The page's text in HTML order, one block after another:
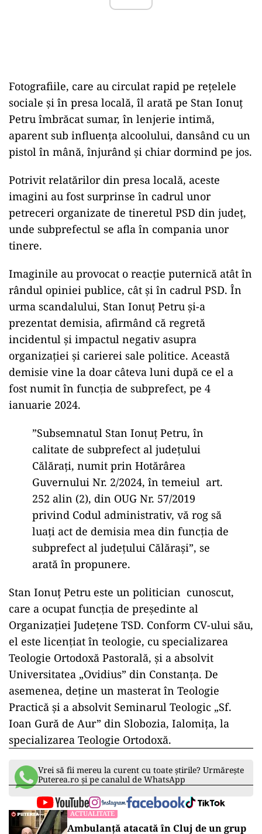
Fotografiile, care au circulat rapid pe rețelele
sociale și în presa locală, îl arată pe Stan Ionuț
Petru îmbrăcat sumar, în lenjerie intimă,
aparent sub influența alcoolului, dansând cu un
pistol în mână, înjurând și chiar dormind pe jos.
Potrivit relatărilor din presa locală, aceste
imagini au fost surprinse în cadrul unor
petreceri organizate de tineretul PSD din județ,
unde subprefectul se afla în compania unor
tinere.
Imaginile au provocat o reacție puternică atât în
rândul opiniei publice, cât și în cadrul PSD. În
urma scandalului, Stan Ionuț Petru și-a
prezentat demisia, afirmând că regretă
incidentul și impactul negativ asupra
organizației și carierei sale politice. Această
demisie vine la doar câteva luni după ce el a
fost numit în funcția de subprefect, pe 4
ianuarie 2024.
”Subsemnatul Stan Ionuț Petru, în
calitate de subprefect al județului
Călărați, numit prin Hotărârea
Guvernului Nr. 2/2024, în temeiul art.
252 alin (2), din OUG Nr. 57/2019
privind Codul administrativ, vă rog să
luați act de demisia mea din funcția de
subprefect al județului Călărași”, se
arată în propunere.
Stan Ionuț Petru este un politician cunoscut,
care a ocupat funcția de președinte al
Organizației Județene TSD. Conform CV-ului său,
el este licențiat în teologie, cu specializarea
Teologie Ortodoxă Pastorală, și a absolvit
Universitatea „Ovidius” din Constanța. De
asemenea, deține un masterat în Teologie
Practică și a absolvit Seminarul Teologic „Sf.
Ioan Gură de Aur” din Slobozia, Ialomița, la
specializarea Teologie Ortodoxă.
Vrei să fii mereu la curent cu toate știrile? Urmărește
Puterea.ro și pe canalul de WhatsApp
ACTUALITATE
Ambulanță atacată în Cluj de un grup